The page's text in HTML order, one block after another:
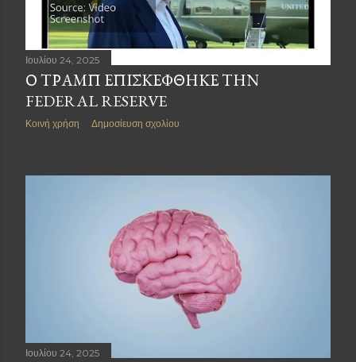
Ιουλίου 24, 2025
Ο ΤΡΑΜΠ ΕΠΙΣΚΕΦΘΗΚΕ ΤΗΝ
FEDERAL RESERVE
Κοινή χρήση Δημοσίευση σχολίου
Ιουλίου 24, 2025